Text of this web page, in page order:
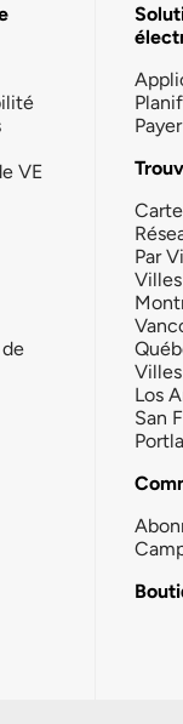
VE
Par
Los
San